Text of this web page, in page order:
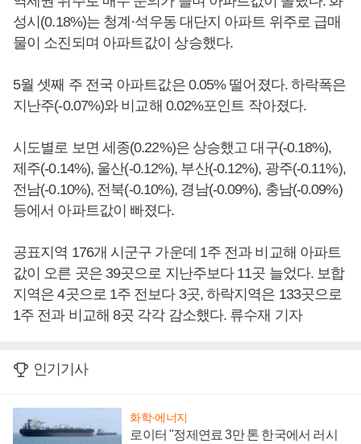
성시(0.18%)는 청계·석우동 대단지 아파트 위주로 급매
물이 소진되며 아파트값이 상승했다.
5월 셋째 주 전국 아파트값은 0.05% 떨어졌다. 하락폭은
지난주(-0.07%)와 비교해 0.02%포인트 작아졌다.
시도별로 보면 세종(0.22%)은 상승했고 대구(-0.18%),
제주(-0.14%), 울산(-0.12%), 부산(-0.12%), 광주(-0.11%),
전남(-0.10%), 전북(-0.10%), 경남(-0.09%), 충남(-0.09%)
등에서 아파트값이 빠졌다.
공표지역 176개 시군구 가운데 1주 전과 비교해 아파트
값이 오른 곳은 39곳으로 지난주보다 11곳 늘었다. 보합
지역은 4곳으로 1주 전보다 3곳, 하락지역은 133곳으로
1주 전과 비교해 8곳 각각 감소했다. 류수재 기자
인기기사
화학·에너지
로이터 "정제연료 3만 톤 한국에서 러시